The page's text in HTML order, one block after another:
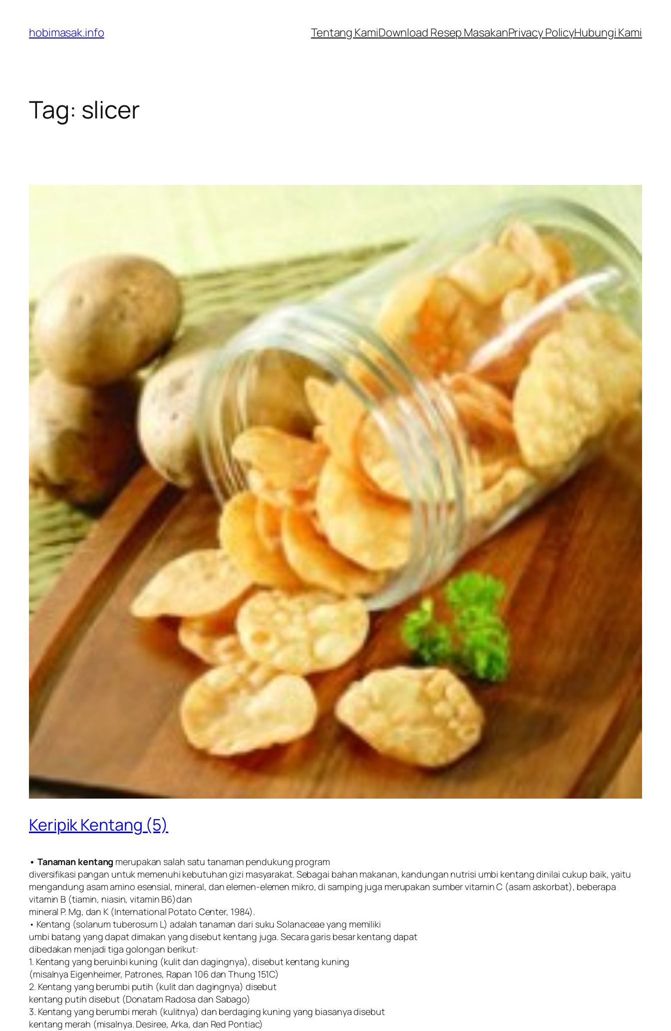
content
hobimasak.info Tentang KamiDownload Resep MasakanPrivacy PolicyHubungi Kami
Tag: slicer
Keripik Kentang (5)
• Tanaman kentang merupakan salah satu tanaman pendukung program
diversifikasi pangan untuk memenuhi kebutuhan gizi masyarakat. Sebagai bahan makanan, kandungan nutrisi umbi kentang dinilai cukup baik, yaitu
mengandung asam amino esensial, mineral, dan elemen-elemen mikro, di samping juga merupakan sumber vitamin C (asam askorbat), beberapa
vitamin B (tiamin, niasin, vitamin B6)dan
mineral P. Mg, dan K (International Potato Center, 1984).
• Kentang (solanum tuberosum L) adalah tanaman dari suku Solanaceae yang memiliki
umbi batang yang dapat dimakan yang disebut kentang juga. Secara garis besar kentang dapat
dibedakan menjadi tiga golongan berikut:
1. Kentang yang beruinbi kuning (kulit dan dagingnya), disebut kentang kuning
(misalnya Eigenheimer, Patrones, Rapan 106 dan Thung 151C)
2. Kentang yang berumbi putih (kulit dan dagingnya) disebut
kentang putih disebut (Donatam Radosa dan Sabago)
3. Kentang yang berumbi merah (kulitnya) dan berdaging kuning yang biasanya disebut
kentang merah (misalnya. Desiree, Arka, dan Red Pontiac)